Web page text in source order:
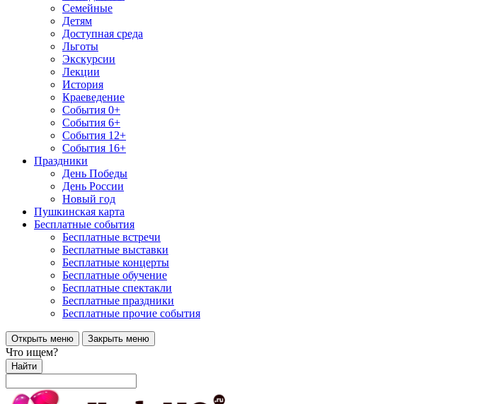
Семейные
Детям
Доступная среда
Льготы
Экскурсии
Лекции
История
Краеведение
События 0+
События 6+
События 12+
События 16+
Праздники
День Победы
День России
Новый год
Пушкинская карта
Бесплатные события
Бесплатные встречи
Бесплатные выставки
Бесплатные концерты
Бесплатные обучение
Бесплатные спектакли
Бесплатные праздники
Бесплатные прочие события
Открыть меню Закрыть меню
Что ищем?
Найти